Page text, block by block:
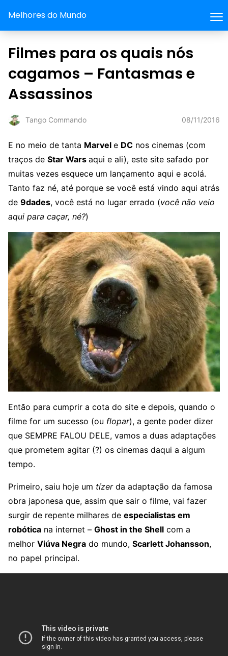
Melhores do Mundo
Filmes para os quais nós
cagamos – Fantasmas e
Assassinos
Tango Commando 08/11/2016
E no meio de tanta Marvel e DC nos cinemas (com
traços de Star Wars aqui e ali), este site safado por
muitas vezes esquece um lançamento aqui e acolá.
Tanto faz né, até porque se você está vindo aqui atrás
de 9dades, você está no lugar errado (você não veio
aqui para caçar, né?)
Então para cumprir a cota do site e depois, quando o
filme for um sucesso (ou flopar), a gente poder dizer
que SEMPRE FALOU DELE, vamos a duas adaptações
que prometem agitar (?) os cinemas daqui a algum
tempo.
Primeiro, saiu hoje um tízerda adaptação da famosa
obra japonesa que, assim que sair o filme, vai fazer
surgir de repente milhares de especialistas em
robótica na internet – Ghost in the Shell com a
melhor Viúva Negra do mundo, Scarlett Johansson,
no papel principal.